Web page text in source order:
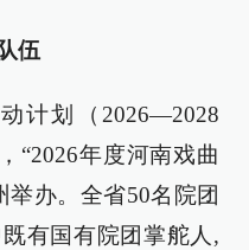
伍
计划（2026—2028
“2026年度河南戏曲
举办。全省50名院团
有国有院团掌舵人,